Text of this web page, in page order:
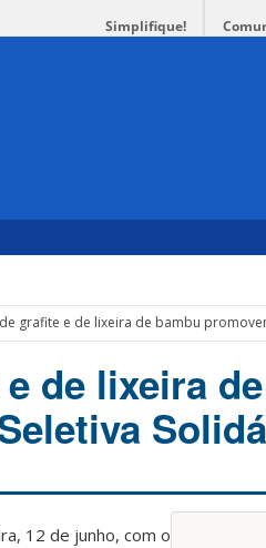
Simplifique!
grafite e de lixeira de bambu
de lixeira
12 de junho, com o